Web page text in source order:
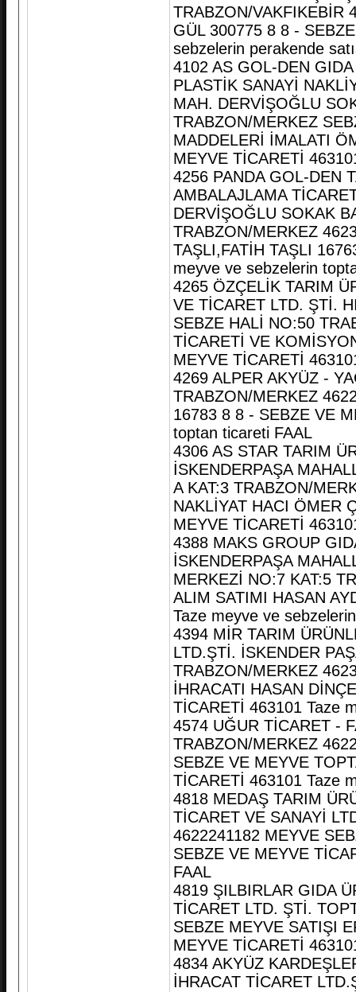
TRABZON/VAKFIKEBİR
GÜL 300775 8 8 -
sebzelerin perakende
4102 AS GOL-DEN
PLASTİK SANAYİ
MAH. DERVİŞOĞLU
TRABZON/MERKEZ
MADDELERİ İMALATI
MEYVE TİCARETİ
4256 PANDA GOL-DEN
AMBALAJLAMA
DERVİŞOĞLU SOKAK
TRABZON/MERKEZ
TAŞLI,FATİH TAŞLI
meyve ve sebzelerin
4265 ÖZÇELİK TARIM
VE TİCARET LTD. ŞTİ.
SEBZE HALİ NO:50
TİCARETİ VE
MEYVE TİCARETİ
4269 ALPER AKYÜZ -
TRABZON/MERKEZ
16783 8 8 - SEBZE VE
toptan ticareti FAAL
4306 AS STAR TARIM
İSKENDERPAŞA
A KAT:3 TRABZON/
NAKLİYAT HACI ÖMER
MEYVE TİCARETİ
4388 MAKS GROUP
İSKENDERPAŞA
MERKEZİ NO:7 KAT:5
ALIM SATIMI HASAN
Taze meyve ve
4394 MİR TARIM
LTD.ŞTİ. İSKENDER
TRABZON/MERKEZ
İHRACATI HASAN
TİCARETİ 463101 Taze
4574 UĞUR TİCARET -
TRABZON/MERKEZ
SEBZE VE MEYVE
TİCARETİ 463101 Taze
4818 MEDAŞ TARIM
TİCARET VE SANAYİ
4622241182 MEYVE
SEBZE VE MEYVE
FAAL
4819 ŞILBIRLAR GIDA
TİCARET LTD. ŞTİ.
SEBZE MEYVE SATIŞI
MEYVE TİCARETİ
4834 AKYÜZ
İHRACAT TİCARET